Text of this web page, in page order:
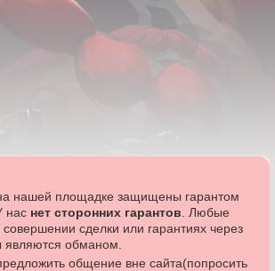
нашей площадке защищены гарантом
нас нет сторонних гарантов . Любые
сделки или гарантиях через
являются обманом.
общение вне сайта(попросить